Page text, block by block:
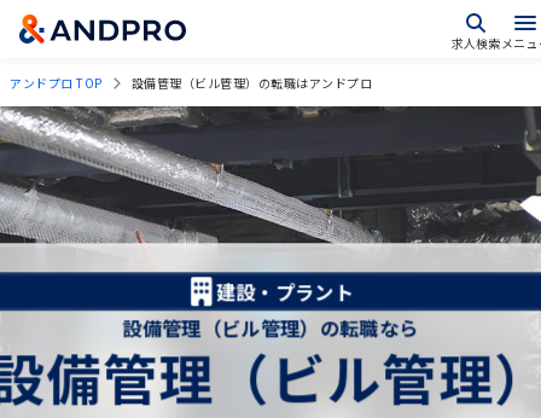
求人検索メニ
アンドプロ TOP 設備管理（ビル管理）の転職はアンドプロ
建設・プラント
設備管理（ビル管理）の転職なら
備管理（ビル管理